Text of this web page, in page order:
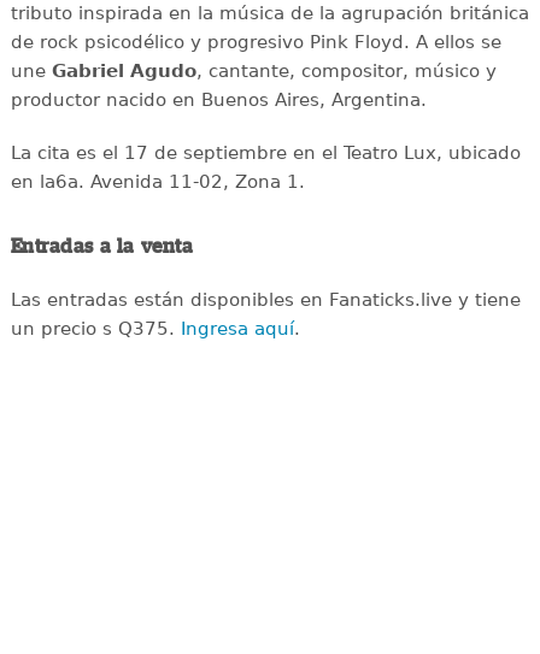
tributo inspirada en la música de la agrupación británica
de rock psicodélico y progresivo Pink Floyd. A ellos se
une Gabriel Agudo, cantante, compositor, músico y
productor nacido en Buenos Aires, Argentina.
La cita es el 17 de septiembre en el Teatro Lux, ubicado
en la6a. Avenida 11-02, Zona 1.
Entradas a la venta
Las entradas están disponibles en Fanaticks.live y tiene
un precio s Q375. Ingresa aquí.